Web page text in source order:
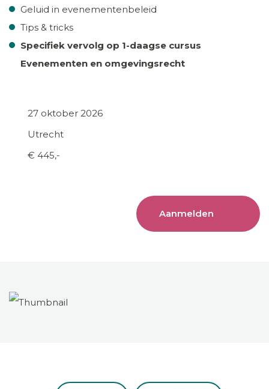
Geluid in evenementenbeleid
Tips & tricks
Specifiek vervolg op 1-daagse cursus
Evenementen en omgevingsrecht
27 oktober 2026
Utrecht
€ 445,-
Aanmelden